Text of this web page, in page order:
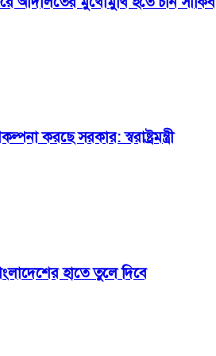
করছে সরকার: স্বরাষ্ট্রমন্ত্রী
হাতে তুলে দিবে